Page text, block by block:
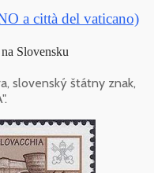
a città del vaticano)
Slovensku
slovenský štátny znak,